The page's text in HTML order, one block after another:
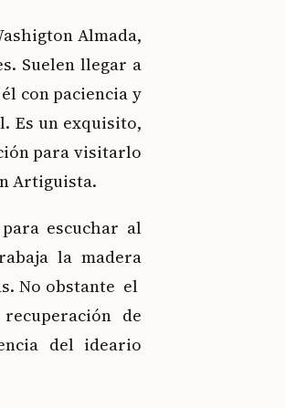
Almada,
Suelen llegar a
con paciencia y
Es un exquisito,
para visitarlo
Artiguista.
escuchar al
la madera
No obstante el
de
del ideario